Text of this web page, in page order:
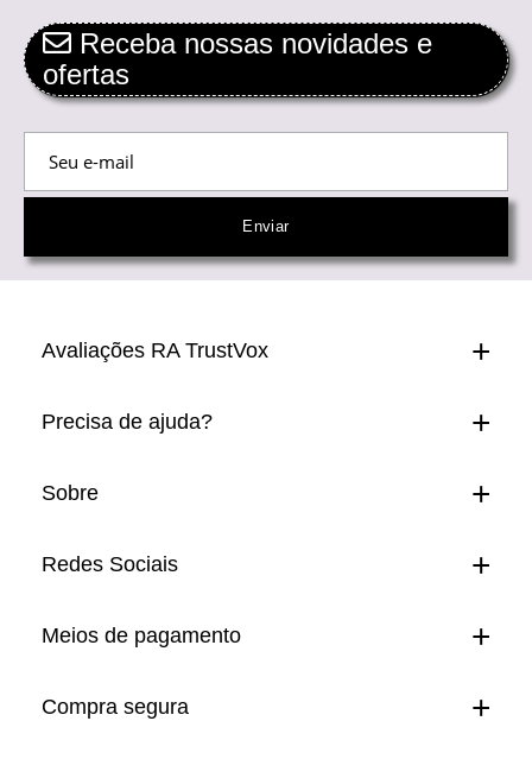
Receba nossas novidades e
ofertas
Avaliações RA TrustVox
Precisa de ajuda?
Sobre
Redes Sociais
Meios de pagamento
Compra segura